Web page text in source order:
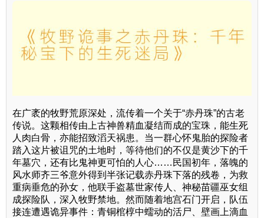
在广袤的牧野荒原深处，流传着一个关于“赤丹珠”的古老
传说。这颗相传由上古神兽精血凝结而成的宝珠，能生死
人肉白骨，亦能招致滔天祸患。当一群心怀鬼胎的探险者
踏入这片被诅咒的土地时，等待他们的不仅是黄沙下的千
年墓穴，还有比鬼神更可怕的人心……民国初年，落魄的
风水师齐三爷意外得到半张记载赤丹珠下落的残卷，为救
重病垂危的孙女，他联手盗墓世家传人、神秘苗疆巫女组
成探险队，深入牧野禁地。然而随着地宫石门开启，队伍
接连遭遇诡异事件：青铜棺椁中蠕动的活尸、壁画上滴血